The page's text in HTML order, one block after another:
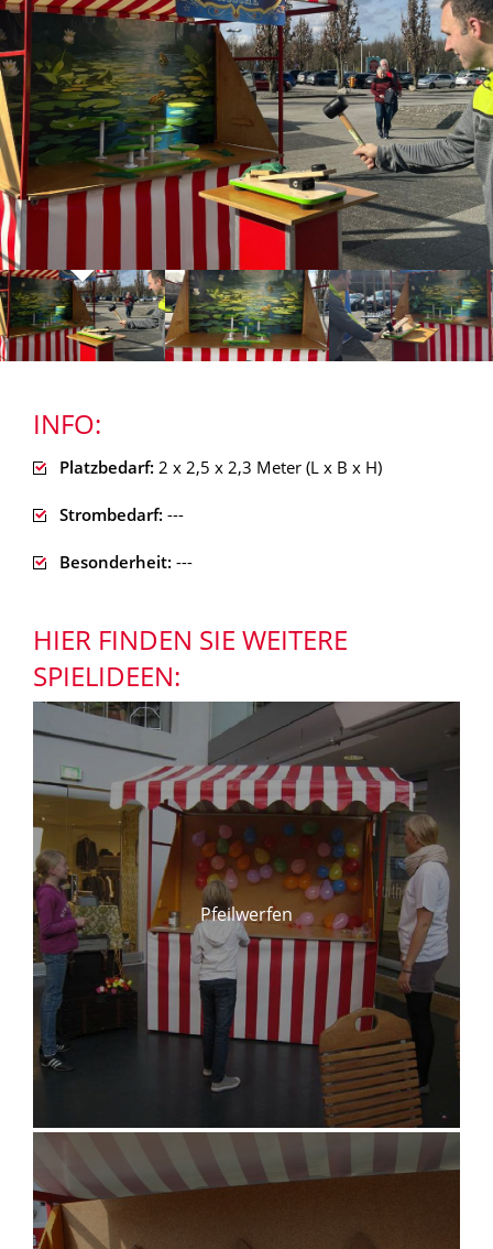
INFO:
Platzbedarf: 2 x 2,5 x 2,3 Meter (L x B x H)
Strombedarf: ---
Besonderheit: ---
HIER FINDEN SIE WEITERE
SPIELIDEEN:
Pfeilwerfen